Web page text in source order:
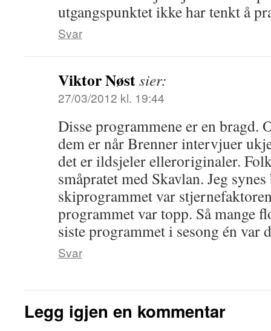
utgangspunktet ikke har tenkt å
Svar
Viktor Nøstsier:
27/03/2012 kl. 19:44
Disse programmene er en bragd.
dem er når Brenner intervjuer
det er ildsjeler elleroriginaler.
småpratet med Skavlan. Jeg
skiprogrammet var
programmet var topp. Så mange
siste programmet i sesong én var
Svar
Legg igjen en kommentar